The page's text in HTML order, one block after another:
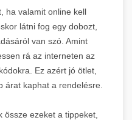
ha valamit online kell
látni fog egy dobozt,
van szó. Amint
rá az interneten az
Ez azért jó ötlet,
árat kaphat a rendelésre.
ezeket a tippeket,